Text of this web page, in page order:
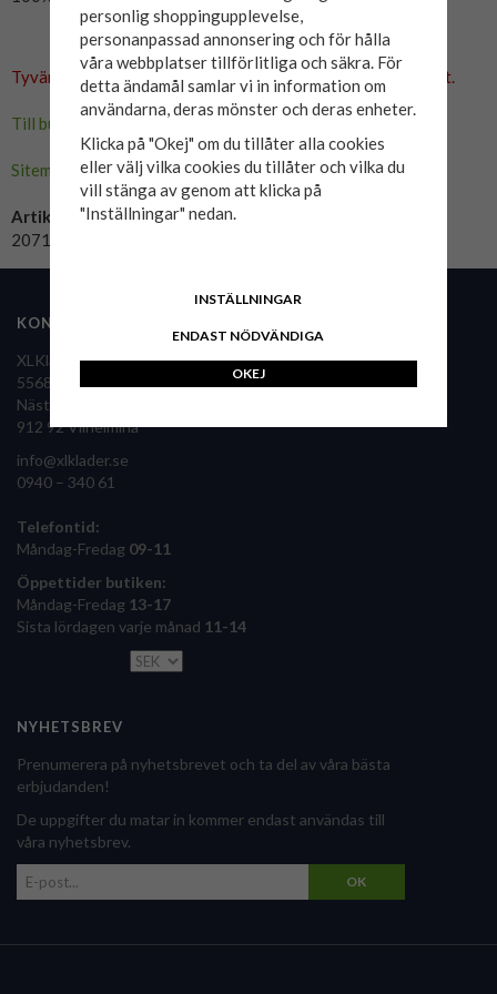
Tyvärr ingår inte denna produkt i vårt sortiment för tillfället.
Till butikens startsida »
Sitemap »
Artikelnummer:
20717101-140127
KONTAKTA OSS
XLKläder Sverige AB
556860-9126
Nästansjö 36
912 92 Vilhelmina
info@xlklader.se
0940 – 340 61
Telefontid:
Måndag-Fredag 09-11
Öppettider butiken:
Måndag-Fredag 13-17
Sista lördagen varje månad 11-14
NYHETSBREV
Prenumerera på nyhetsbrevet och ta del av våra bästa
erbjudanden!
De uppgifter du matar in kommer endast användas till
våra nyhetsbrev.
OK
personlig shoppingupplevelse,
personanpassad annonsering och för hålla
våra webbplatser tillförlitliga och säkra. För
detta ändamål samlar vi in information om
användarna, deras mönster och deras enheter.
Klicka på "Okej" om du tillåter alla cookies
eller välj vilka cookies du tillåter och vilka du
vill stänga av genom att klicka på
"Inställningar" nedan.
INSTÄLLNINGAR
ENDAST NÖDVÄNDIGA
OKEJ